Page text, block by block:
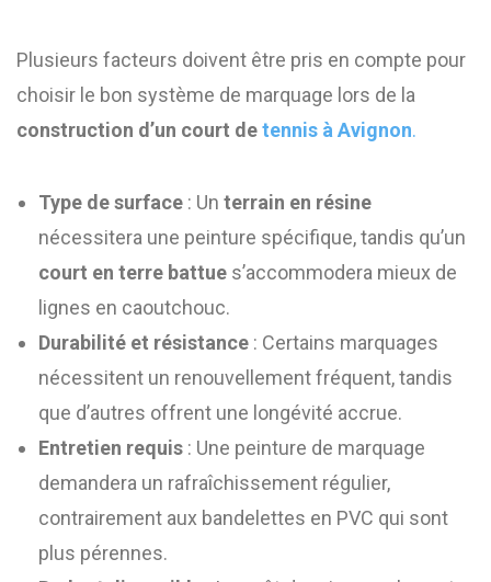
Plusieurs facteurs doivent être pris en compte pour
choisir le bon système de marquage lors de la
construction d’un court detennis à Avignon.
Type de surface : Un terrain en résine
nécessitera une peinture spécifique, tandis qu’un
court en terre battue s’accommodera mieux de
lignes en caoutchouc.
Durabilité et résistance : Certains marquages
nécessitent un renouvellement fréquent, tandis
que d’autres offrent une longévité accrue.
Entretien requis : Une peinture de marquage
demandera un rafraîchissement régulier,
contrairement aux bandelettes en PVC qui sont
plus pérennes.